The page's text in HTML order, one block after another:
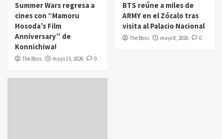
Summer Wars regresa a
cines con “Mamoru
Hosoda’s Film
Anniversary” de
Konnichiwa!
The Boss mayo 15, 2026 0
BTS reúne a miles de
ARMY en el Zócalo tras
visita al Palacio Nacional
The Boss mayo 8, 2026 0